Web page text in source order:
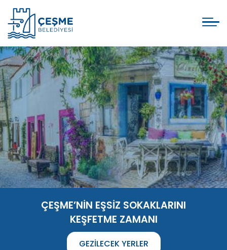
ÇEŞME’NİN EŞSİZ SOKAKLARINI
KEŞFETME ZAMANI
GEZILECEK YERLER